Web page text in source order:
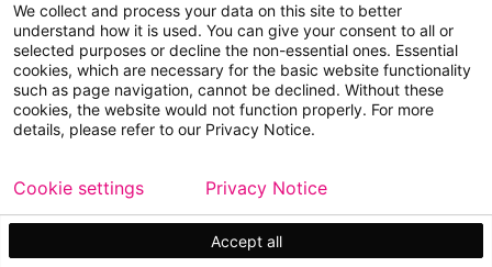
Whistleblower-työkalu
Copyright © 2026 Metso
Sivukartta
Käyttöehdot
Tietosuoja Tavaramerkit
We collect and process your data on this site to better
understand how it is used. You can give your consent to all or
selected purposes or decline the non-essential ones. Essential
cookies, which are necessary for the basic website functionality
such as page navigation, cannot be declined. Without these
cookies, the website would not function properly. For more
details, please refer to our Privacy Notice.
Accept all
Cookie settings Privacy Notice